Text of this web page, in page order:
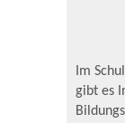
Im
gibt es